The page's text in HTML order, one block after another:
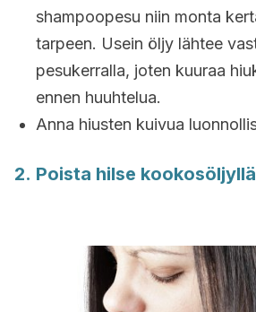
shampoopesu niin monta
tarpeen. Usein öljy lähtee
pesukerralla, joten kuuraa
ennen huuhtelua.
Anna hiusten kuivua
2. Poista hilse kookosöljyllä